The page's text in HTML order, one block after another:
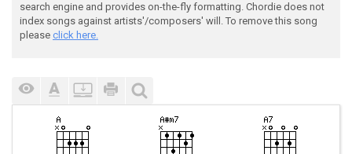
search engine and provides on-the-fly formatting. Chordie does not
index songs against artists'/composers' will. To remove this song
please click here.